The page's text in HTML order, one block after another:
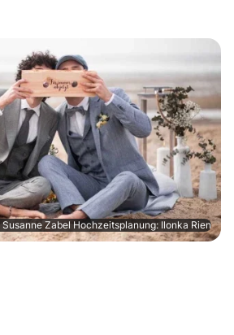
Susanne Zabel Hochzeitsplanung: Ilonka Rien